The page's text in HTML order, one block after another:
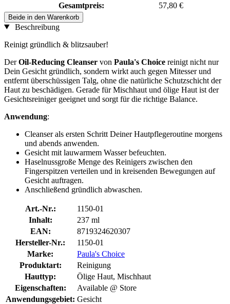
Gesamtpreis: 57,80 €
Beide in den Warenkorb
Beschreibung
Reinigt gründlich & blitzsauber!
DerOil-Reducing Cleanser von Paula's Choice reinigt nicht nur
Dein Gesicht gründlich, sondern wirkt auch gegen Mitesser und
entfernt überschüssigen Talg, ohne die natürliche Schutzschicht der
Haut zu beschädigen. Gerade für Mischhaut und ölige Haut ist der
Gesichtsreiniger geeignet und sorgt für die richtige Balance.
Anwendung:
Cleanser als ersten Schritt Deiner Hautpflegeroutine morgens
und abends anwenden.
Gesicht mit lauwarmem Wasser befeuchten.
Haselnussgroße Menge des Reinigers zwischen den
Fingerspitzen verteilen und in kreisenden Bewegungen auf
Gesicht auftragen.
Anschließend gründlich abwaschen.
Art.-Nr.:
1150-01
Inhalt:
237 ml
EAN:
8719324620307
Hersteller-Nr.:
1150-01
Marke:
Paula's Choice
Produktart:
Reinigung
Hauttyp:
Ölige Haut, Mischhaut
Eigenschaften:
Available @ Store
Anwendungsgebiet: Gesicht